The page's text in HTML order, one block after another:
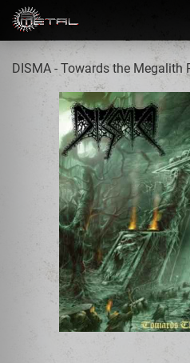
DISMA - Towards the Megalith